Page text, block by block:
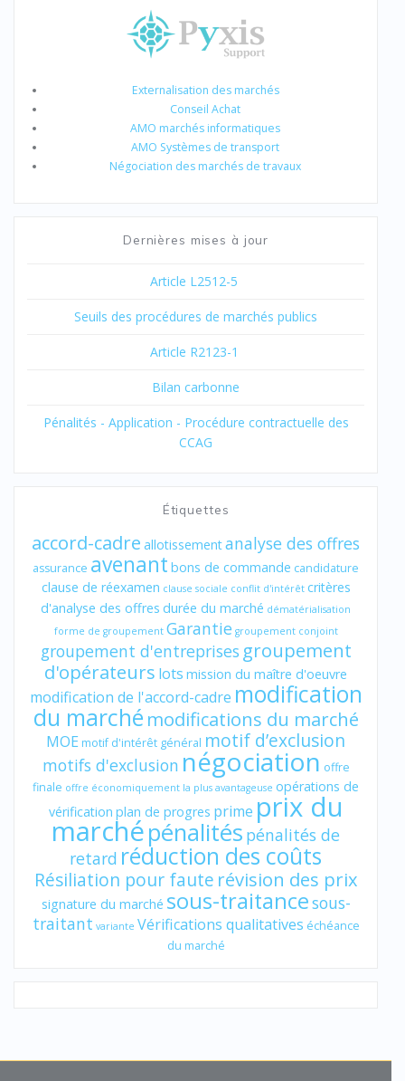
Externalisation des marchés
Conseil Achat
AMO marchés informatiques
AMO Systèmes de transport
Négociation des marchés de travaux
Dernières mises à jour
Article L2512-5
Seuils des procédures de marchés publics
Article R2123-1
Bilan carbonne
Pénalités - Application - Procédure contractuelle des
CCAG
Étiquettes
accord-cadre allotissementanalyse des offres
assurance avenant bons de commande candidature
clause de réexamen clause sociale conflit d'intérêt critères
d'analyse des offres durée du marché dématérialisation
forme de groupement Garantie groupement conjoint
groupement d'entreprises groupement
d'opérateurs lots mission du maître d'oeuvre
modification de l'accord-cadre modification
du marché modifications du marché
MOE motif d'intérêt général motif d’exclusion
motifs d'exclusion négociation offre
finale offre économiquement la plus avantageuse opérations de
vérification plan de progres prime prix du
marchépénalités pénalités de
retard réduction des coûts
Résiliation pour faute révision des prix
signature du marché sous-traitancesous-
traitant variante Vérifications qualitatives échéance
du marché